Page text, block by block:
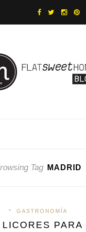
Tag MADRID
* GASTRONOMÍA
LICORES PARA